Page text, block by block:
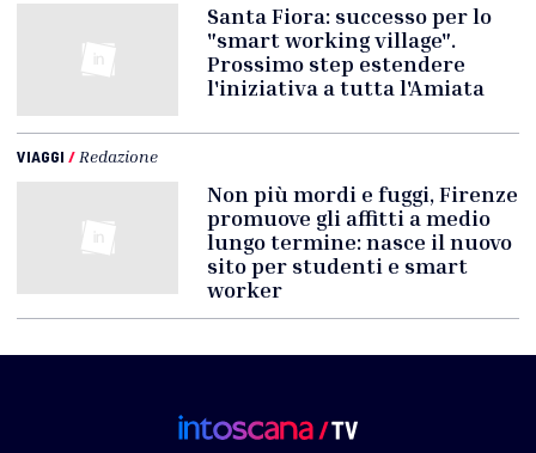
Santa Fiora: successo per lo
"smart working village".
Prossimo step estendere
l'iniziativa a tutta l'Amiata
VIAGGI / Redazione
Non più mordi e fuggi, Firenze
promuove gli affitti a medio
lungo termine: nasce il nuovo
sito per studenti e smart
worker